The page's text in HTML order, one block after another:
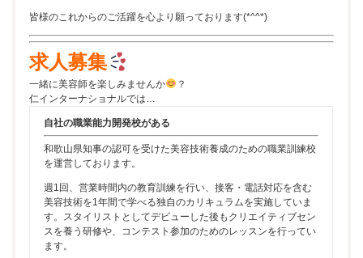
皆様のこれからのご活躍を心より願っております(*^^*)
求人募集
一緒に美容師を楽しみませんか
？
仁インターナショナルでは…
自社の職業能力開発校がある
和歌山県知事の認可を受けた美容技術養成のための職業訓練校
を運営しております。
週1回、営業時間内の教育訓練を行い、接客・電話対応を含む
美容技術を1年間で学べる独自のカリキュラムを実施していま
す。スタイリストとしてデビューした後もクリエイティブセン
スを養う研修や、コンテスト参加のためのレッスンを行ってい
ます。